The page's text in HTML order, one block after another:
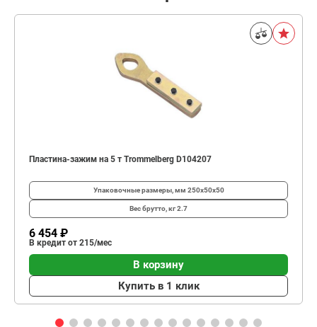
Пластина-зажим на 5 т Trommelberg D104207
Упаковочные размеры, мм 250х50х50
Вес брутто, кг2.7
6 454 ₽
В кредит от 215/мес
В корзину
Купить в 1 клик